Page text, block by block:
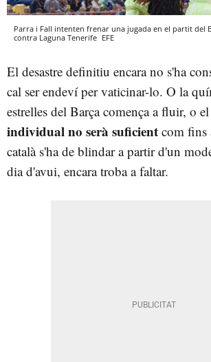
Parra i Fall intenten frenar una jugada en el partit del
contra Laguna Tenerife EFE
El desastre definitiu encara no s'ha
cal ser endeví per vaticinar-lo. O la
estrelles del Barça comença a fluir, o el
individual no serà suficient com fins
català s'ha de blindar a partir d'un
dia d'avui, encara troba a faltar.